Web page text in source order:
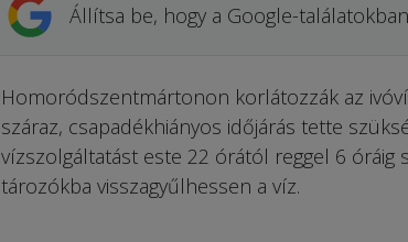
Állítsa be, hogy a Google-
Homoródszentmártonon korlátozzák az
száraz, csapadékhiányos időjárás tette
vízszolgáltatást este 22 órától reggel 6 óráig
tározókba visszagyűlhessen a víz.